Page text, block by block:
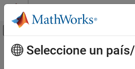
Saltar al contenido
Mostrar/ocultar menú
Inicio de Documentación
Contenido principal
Seleccione un